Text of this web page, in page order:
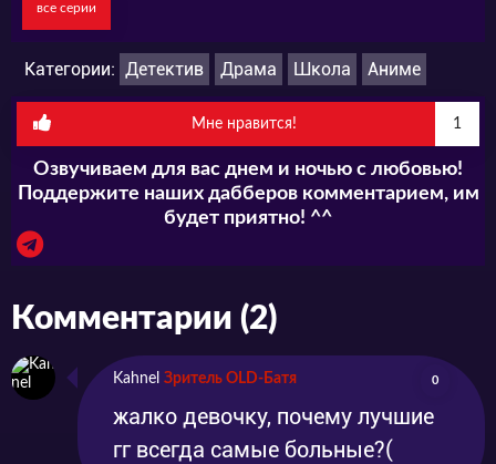
— получают по электронной почте послание
без указания отправителя. В послании
находится только информация о летнем
фестивале, который проходит в соседнем
городе.СМОТРЕТЬ АНИМЕ ОНЛАЙН И
СКАЧАТЬ ТОРРЕНТ АНГЕЛЬСКОЕ ТРИО! ВСЕ
СЕРИИ ВЫ СМОЖЕТЕ В НАШЕМ ПЛЕЕРЕ В
появление серий на нашем сайте.
все серии
Категории: Детектив Драма Школа Аниме
Мне нравится! 1
Озвучиваем для вас днем и ночью с любовью!
Поддержите наших дабберов комментарием, им
будет приятно! ^^
Комментарии (2)
Kahnel Зритель OLD-Батя 0
жалко девочку, почему лучшие
гг всегда самые больные?(